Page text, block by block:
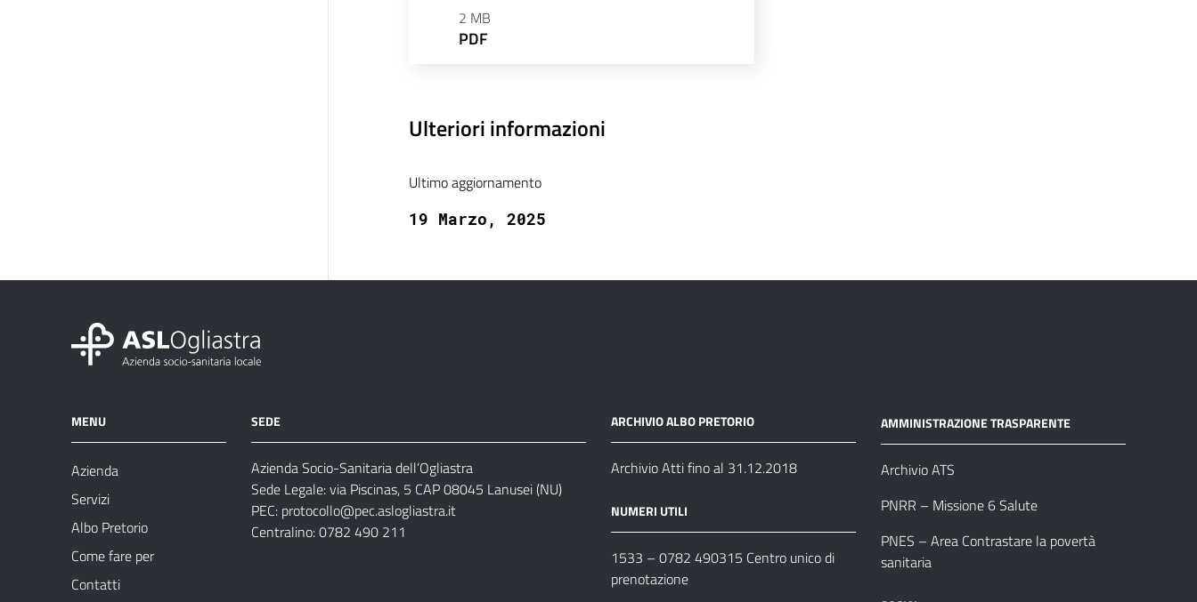
2 MB
PDF
Ulteriori informazioni
Ultimo aggiornamento
19 Marzo, 2025
MENU
Azienda
Servizi
Albo Pretorio
Come fare per
Contatti
SEDE
Azienda Socio-Sanitaria dell’Ogliastra
Sede Legale: via Piscinas, 5 CAP 08045 Lanusei (NU)
PEC: protocollo@pec.aslogliastra.it
Centralino: 0782 490 211
ARCHIVIO ALBO PRETORIO
Archivio Atti fino al 31.12.2018
NUMERI UTILI
1533 – 0782 490315 Centro unico di
prenotazione
AMMINISTRAZIONE TRASPARENTE
Archivio ATS
PNRR – Missione 6 Salute
PNES – Area Contrastare la povertà
sanitaria